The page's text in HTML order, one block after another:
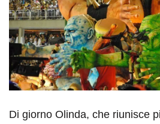
Di giorno Olinda, che riunisce